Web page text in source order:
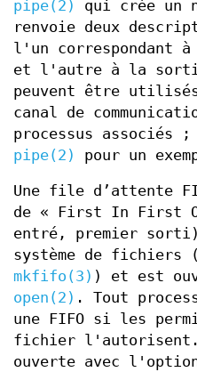
pipe(2)
qui crée un
renvoie deux
l'un correspondant
et l'autre à la
peuvent être
canal de
processus associés ;
pipe(2)
pour un
Une file d’attente
de « First In First
entré, premier
système de fichiers
mkfifo(3) ) et est
open(2) . Tout
une FIFO si les
fichier
ouverte avec